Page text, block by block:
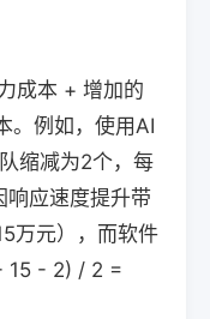
成本 + 增加的
。例如，使用AI
缩减为2个，每
响应速度提升带
万元），而软件
15 - 2) / 2 =